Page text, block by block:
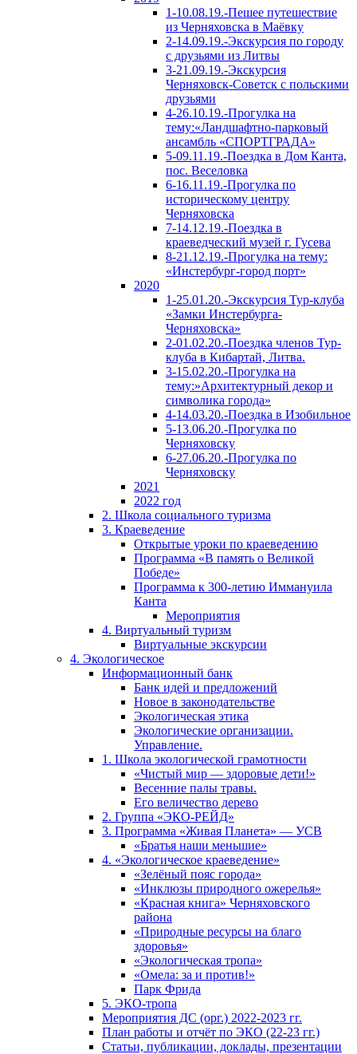
1-10.08.19.-Пешее путешествие
из Черняховска в Маёвку
2-14.09.19.-Экскурсия по городу
с друзьями из Литвы
3-21.09.19.-Экскурсия
Черняховск-Советск с польскими
друзьями
4-26.10.19.-Прогулка на
тему:«Ландшафтно-парковый
ансамбль «СПОРТГРАДА»
5-09.11.19.-Поездка в Дом Канта,
пос. Веселовка
6-16.11.19.-Прогулка по
историческому центру
Черняховска
7-14.12.19.-Поездка в
краеведческий музей г. Гусева
8-21.12.19.-Прогулка на тему:
«Инстербург-город порт»
2020
1-25.01.20.-Экскурсия Тур-клуба
«Замки Инстербурга-
Черняховска»
2-01.02.20.-Поездка членов Тур-
клуба в Кибартай, Литва.
3-15.02.20.-Прогулка на
тему:»Архитектурный декор и
символика города»
4-14.03.20.-Поездка в Изобильное
5-13.06.20.-Прогулка по
Черняховску
6-27.06.20.-Прогулка по
Черняховску
2021
2022 год
2. Школа социального туризма
3. Краеведение
Открытые уроки по краеведению
Программа «В память о Великой
Победе»
Программа к 300-летию Иммануила
Канта
Мероприятия
4. Виртуальный туризм
Виртуальные экскурсии
4. Экологическое
Информационный банк
Банк идей и предложений
Новое в законодательстве
Экологическая этика
Экологические организации.
Управление.
1. Школа экологической грамотности
«Чистый мир — здоровые дети!»
Весенние палы травы.
Его величество дерево
2. Группа «ЭКО-РЕЙД»
3. Программа «Живая Планета» — УСВ
«Братья наши меньшие»
4. «Экологическое краеведение»
«Зелёный пояс города»
«Инклюзы природного ожерелья»
«Красная книга» Черняховского
района
«Природные ресурсы на благо
здоровья»
«Экологическая тропа»
«Омела: за и против!»
Парк Фрида
5. ЭКО-тропа
Мероприятия ДС (орг.) 2022-2023 гг.
План работы и отчёт по ЭКО (22-23 гг.)
Статьи, публикации, доклады, презентации